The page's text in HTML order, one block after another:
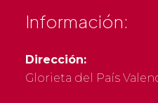
Información:
Dirección:
Glorieta del País